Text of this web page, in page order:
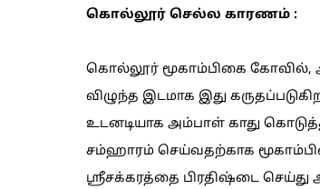
கொல்லூர் செல்ல காரணம் :
கொல்லூர் மூகாம்பிகை
விழுந்த இடமாக இது
உடனடியாக அம்பாள் காது
சம்ஹாரம் செய்வதற்காக
ஸ்ரீசக்கரத்தை பிரதிஷ்டை